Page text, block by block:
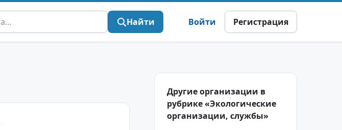
Найти Войти Регистрация
Другие организации в
рубрике «Экологические
организации, службы»